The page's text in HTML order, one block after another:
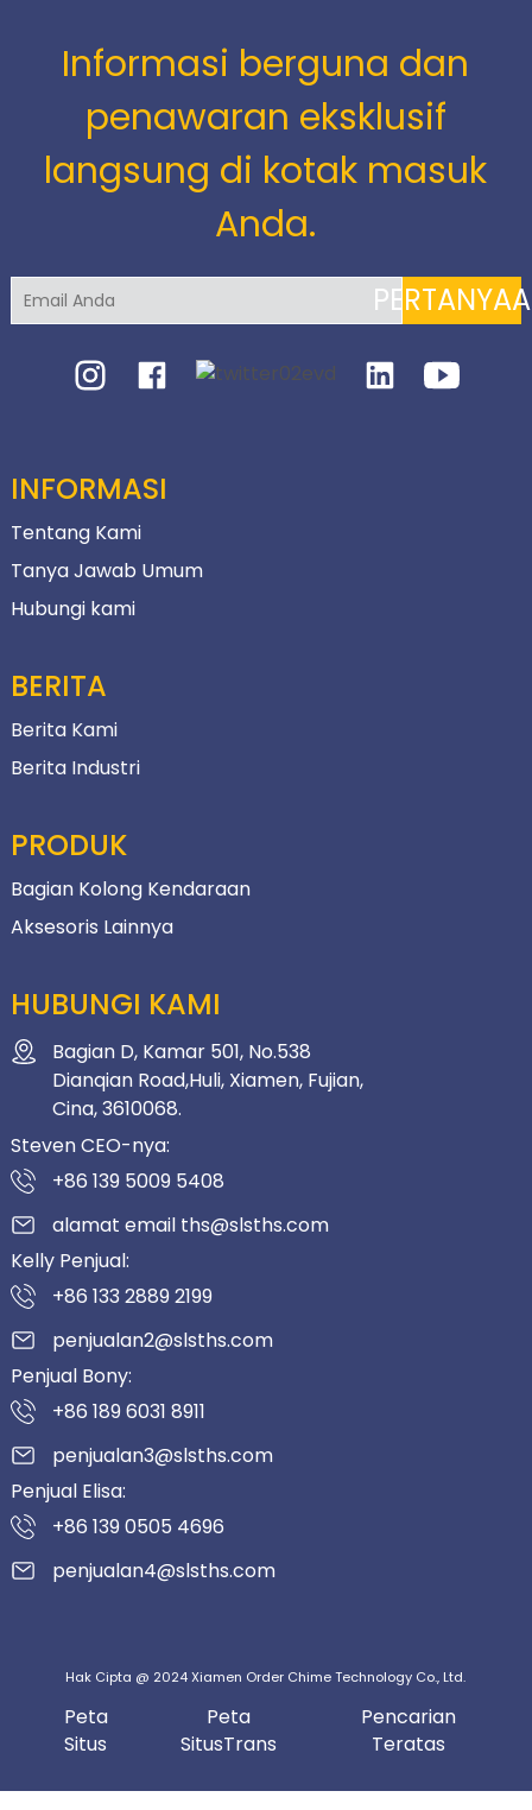
Informasi berguna dan
penawaran eksklusif
langsung di kotak masuk
Anda.
INFORMASI
Tentang Kami
Tanya Jawab Umum
Hubungi kami
BERITA
Berita Kami
Berita Industri
PRODUK
Bagian Kolong Kendaraan
Aksesoris Lainnya
HUBUNGI KAMI
Bagian D, Kamar 501, No.538
Dianqian Road,Huli, Xiamen, Fujian,
Cina, 3610068.
Steven CEO-nya:
+86 139 5009 5408
alamat email ths@slsths.com
Kelly Penjual:
+86 133 2889 2199
penjualan2@slsths.com
Penjual Bony:
+86 189 6031 8911
penjualan3@slsths.com
Penjual Elisa:
+86 139 0505 4696
penjualan4@slsths.com
Hak Cipta @ 2024 Xiamen Order Chime Technology Co., Ltd.
Peta
Situs
Peta
SitusTrans
Pencarian
Teratas